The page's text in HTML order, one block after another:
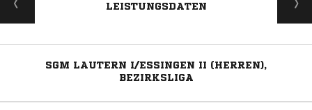
LEISTUNGSDATEN
SGM LAUTERN I/ESSINGEN II (HERREN),
BEZIRKSLIGA